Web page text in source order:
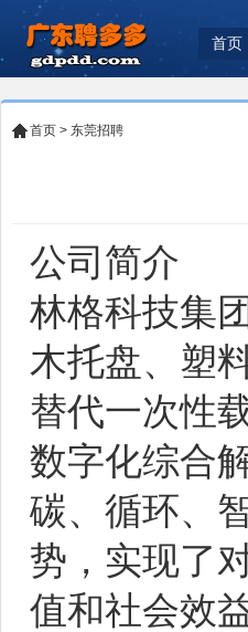
首页
首页 > 东莞招聘
公司简介
林格科技集
木托盘、塑
替代一次性
数字化综合
碳、循环、
势，实现了
值和社会效